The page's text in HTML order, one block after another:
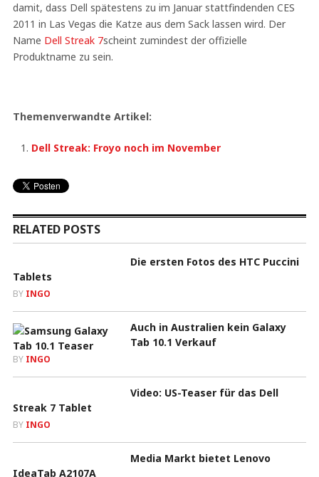
damit, dass Dell spätestens zu im Januar stattfindenden CES
2011 in Las Vegas die Katze aus dem Sack lassen wird. Der
Name Dell Streak 7scheint zumindest der offizielle
Produktname zu sein.
Themenverwandte Artikel:
Dell Streak: Froyo noch im November
RELATED POSTS
Die ersten Fotos des HTC Puccini
Tablets
BY INGO
Auch in Australien kein Galaxy
Tab 10.1 Verkauf
BY INGO
Video: US-Teaser für das Dell
Streak 7 Tablet
BY INGO
Media Markt bietet Lenovo
IdeaTab A2107A